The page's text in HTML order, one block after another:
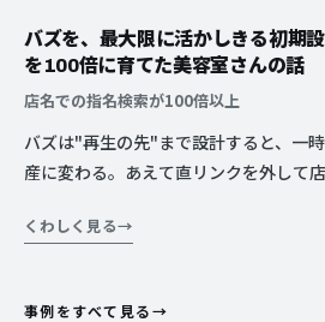
バズを、最大限に活かしきる初期
を100倍に育てた美容室さんの話
店名での指名検索が100倍以上
バズは"再生の先"まで設計すると、一
産に変わる。あえて直リンクを外して
一本で活かしきった美容室さんの話。
くわしく見る
事例をすべて見る